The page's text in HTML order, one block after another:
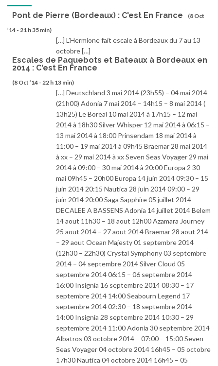
Pont de Pierre (Bordeaux) : C'est En France
(8 Oct
’14 - 21 h 35 min)
[…] L’Hermione fait escale à Bordeaux du 7 au 13
octobre […]
Escales de Paquebots et Bateaux à Bordeaux en
2014 : C'est En France
(8 Oct ’14 - 22 h 13 min)
[…] Deutschland 3 mai 2014 (23h55) – 04 mai 2014
(21h00) Adonia 7 mai 2014 – 14h15 – 8 mai 2014 (
13h25) Le Boreal 10 mai 2014 à 17h15 – 12 mai
2014 à 18h30 Silver Whisper 12 mai 2014 à 06:15 –
13 mai 2014 à 18:00 Prinsendam 18 mai 2014 à
11:00 – 19 mai 2014 à 09h45 Braemar 28 mai 2014
à xx – 29 mai 2014 à xx Seven Seas Voyager 29 mai
2014 à 09:00 – 30 mai 2014 à 20:00 Europa 2 30
mai 09h45 – 20h00 Europa 14 juin 2014 09:30 – 15
juin 2014 20:15 Nautica 28 juin 2014 09:00 – 29
juin 2014 20:00 Saga Sapphire 05 juillet 2014
DECALEE A BASSENS Adonia 14 juillet 2014 Belem
14 aout 11h30 – 18 aout 12h00 Azamara Journey
25 aout 2014 – 27 aout 2014 Braemar 28 aout 214
– 29 aout Ocean Majesty 01 septembre 2014
(12h30 – 22h30) Crystal Symphony 03 septembre
2014 – 04 septembre 2014 Silver Cloud 05
septembre 2014 06:15 – 06 septembre 2014
16:00 Insignia 16 septembre 2014 08:30 – 17
septembre 2014 14:00 Seabourn Legend 17
septembre 2014 02:30 – 18 septembre 2014
14:00 Insignia 28 septembre 2014 10:30 – 29
septembre 2014 11:00 Adonia 30 septembre 2014
Albatros 03 octobre 2014 – 07:00 – 15:00 Seven
Seas Voyager 04 octobre 2014 16h45 – 05 octobre
17h30 Nautica 04 octobre 2014 16h45 – 05